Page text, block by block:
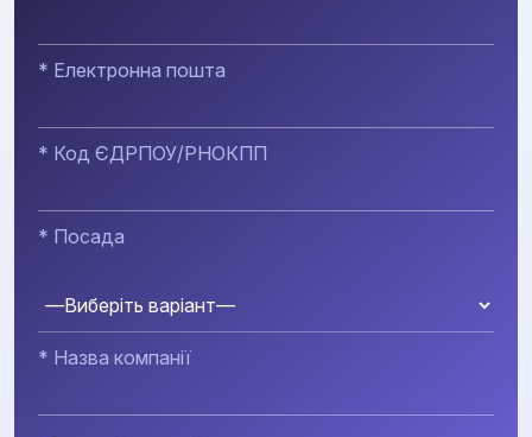
* Електронна пошта
* Код ЄДРПОУ/РНОКПП
* Посада
* Назва компанії